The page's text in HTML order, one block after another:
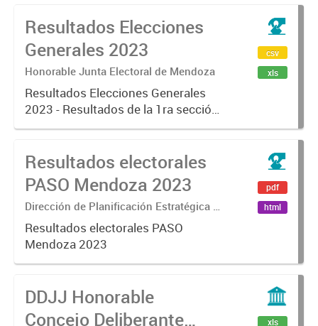
mendoza.gob.ar)
Resultados Elecciones
Generales 2023
Honorable Junta Electoral de Mendoza
Resultados Elecciones Generales
2023 - Resultados de la 1ra sección
electoral y la Ciudad de Mendoza.
csv
xls
Resultados electorales
PASO Mendoza 2023
Dirección de Planificación Estratégica y
Gobierno Abierto
Resultados electorales PASO
Mendoza 2023
pdf
html
DDJJ Honorable
Concejo Deliberante
xls